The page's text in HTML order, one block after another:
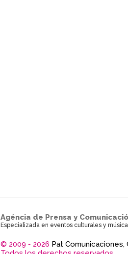
Agéncia de Prensa y
Especializada en eventos culturales y
© 2009 - 2026 Pat